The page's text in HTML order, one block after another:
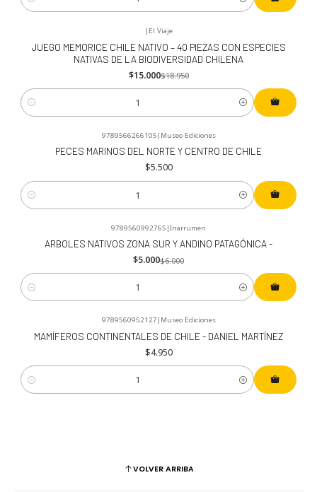
Cantidad
| El Viaje
JUEGO MEMORICE CHILE NATIVO – 40 PIEZAS CON ESPECIES
NATIVAS DE LA BIODIVERSIDAD CHILENA
$15.000$18.950
Cantidad
9789566266105 | Museo Ediciones
PECES MARINOS DEL NORTE Y CENTRO DE CHILE
$5.500
Cantidad
-17%OFF
9789560992765 |Inarrumen
ARBOLES NATIVOS ZONA SUR Y ANDINO PATAGÓNICA -
$5.000$6.000
Cantidad
9789560952127 | Museo Ediciones
MAMÍFEROS CONTINENTALES DE CHILE - DANIEL MARTÍNEZ
$4.950
Cantidad
VOLVER ARRIBA